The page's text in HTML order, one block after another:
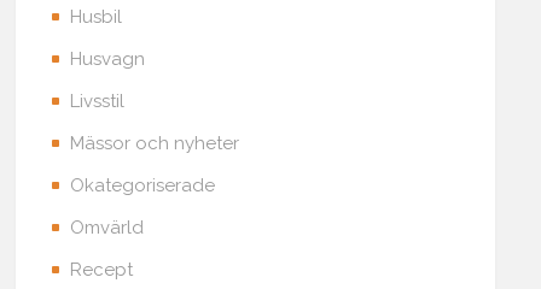
Husbil
Husvagn
Livsstil
Mässor och nyheter
Okategoriserade
Omvärld
Recept